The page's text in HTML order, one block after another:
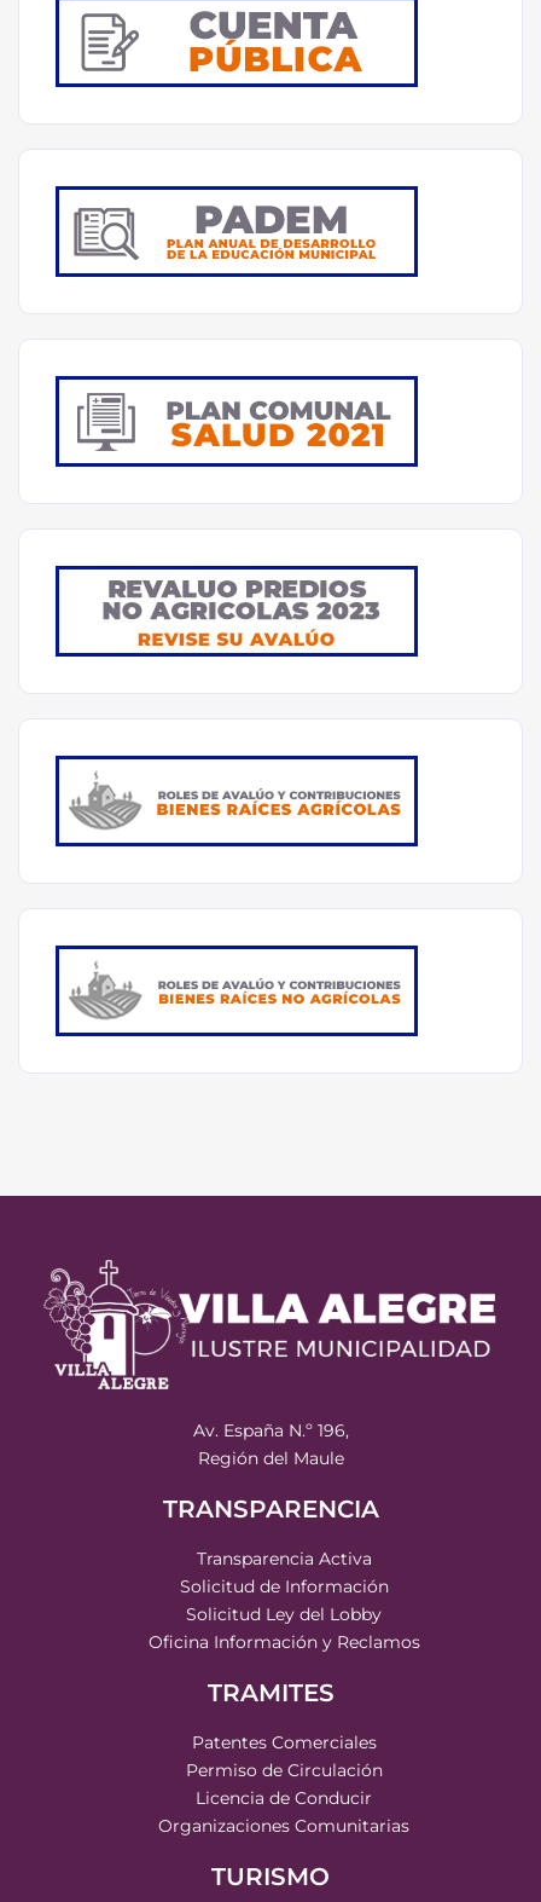
Av. España N.º 196,
Región del Maule
TRANSPARENCIA
Transparencia Activa
Solicitud de Información
Solicitud Ley del Lobby
Oficina Información y Reclamos
TRAMITES
Patentes Comerciales
Permiso de Circulación
Licencia de Conducir
Organizaciones Comunitarias
TURISMO